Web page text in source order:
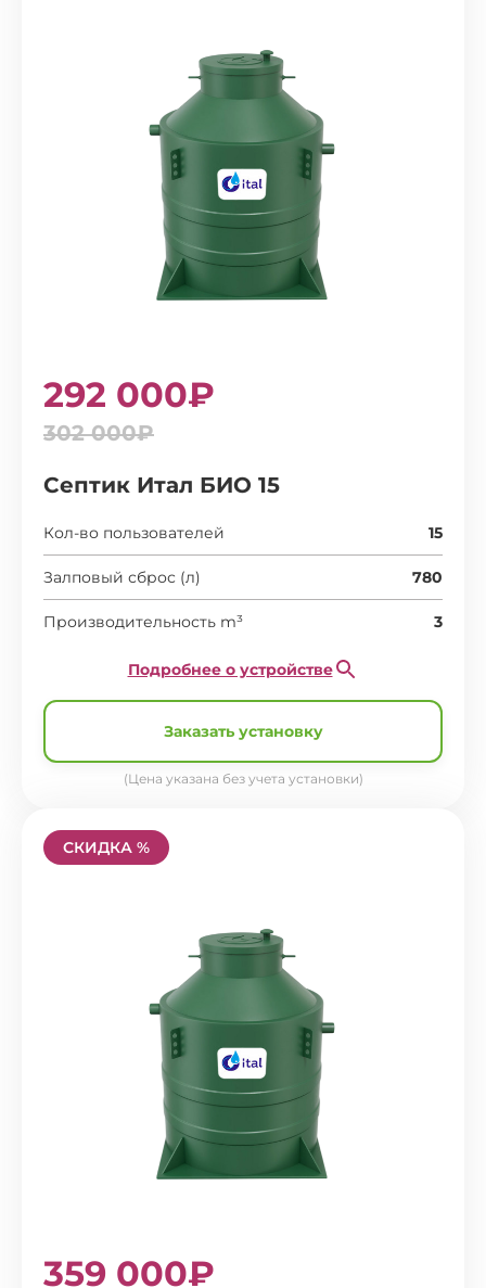
292 000₽
302 000₽
Септик Итал БИО 15
Кол-во пользователей 15
Залповый сброс (л) 780
Производительность m³ 3
Подробнее о устройстве
Заказать установку
(Цена указана без учета установки)
СКИДКА %
359 000₽